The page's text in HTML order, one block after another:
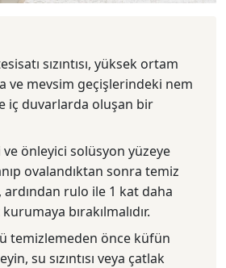
sızıntısı, yüksek ortam
ve mevsim geçişlerindeki nem
iç duvarlarda oluşan bir
önleyici solüsyon yüzeye
ovalandıktan sonra temiz
rulo ile 1 kat daha
bırakılmalıdır.
temizlemeden önce küfün
su sızıntısı veya çatlak